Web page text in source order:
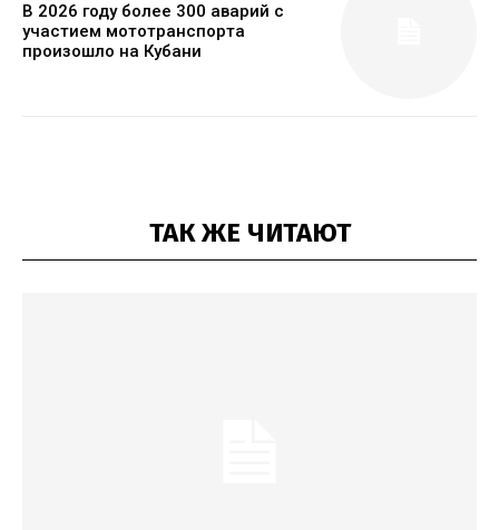
В 2026 году более 300 аварий с
участием мототранспорта
произошло на Кубани
ТАК ЖЕ ЧИТАЮТ